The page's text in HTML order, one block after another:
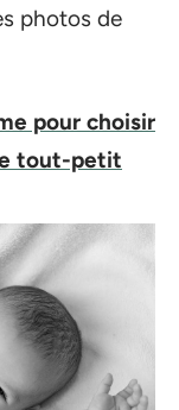
photos de
pour choisir
tout-petit